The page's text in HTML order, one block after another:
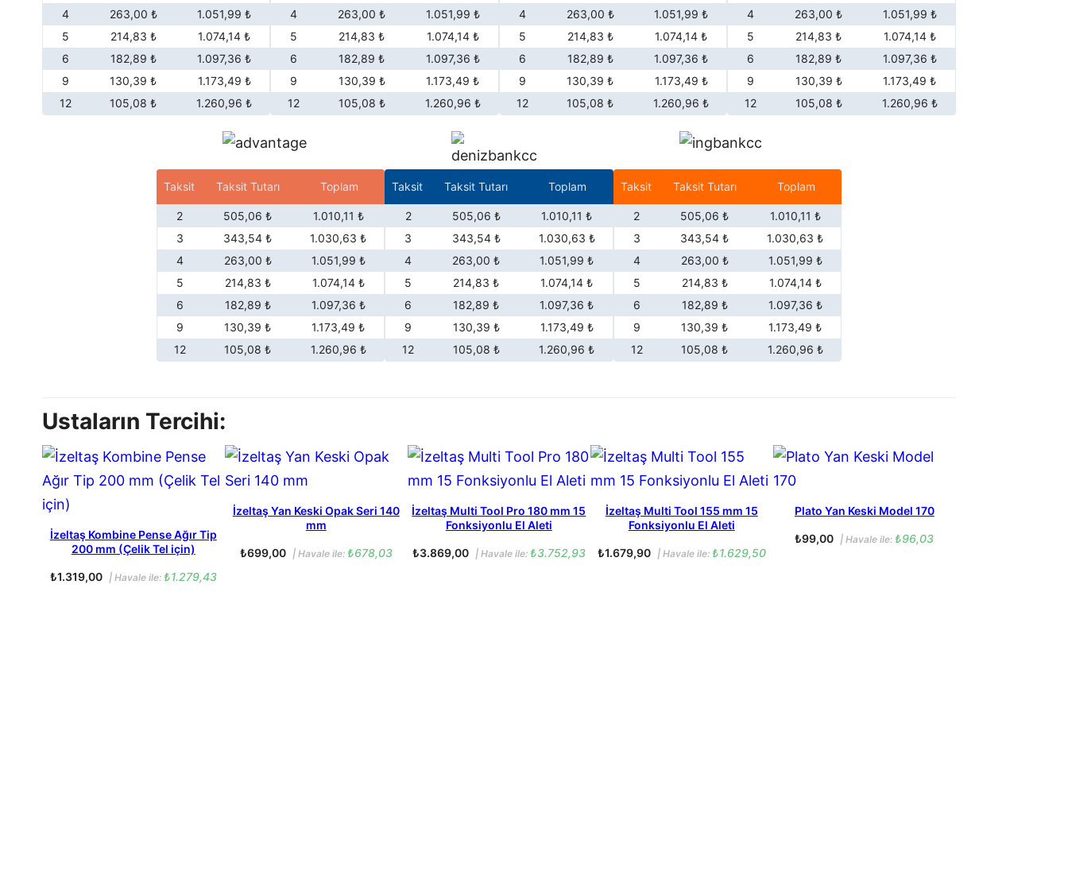
4
0
m
m
a
d
e
4
263,00 ₺
1.051,99 ₺
5
214,83 ₺
1.074,14 ₺
6
182,89 ₺
1.097,36 ₺
9
130,39 ₺
1.173,49 ₺
12
105,08 ₺ 1.260,96 ₺
4
263,00 ₺
1.051,99 ₺
5
214,83 ₺
1.074,14 ₺
6
182,89 ₺
1.097,36 ₺
9
130,39 ₺
1.173,49 ₺
12
105,08 ₺ 1.260,96 ₺
4
263,00 ₺
1.051,99 ₺
5
214,83 ₺
1.074,14 ₺
6
182,89 ₺
1.097,36 ₺
9
130,39 ₺
1.173,49 ₺
12
105,08 ₺ 1.260,96 ₺
4
263,00 ₺
1.051,99 ₺
5
214,83 ₺
1.074,14 ₺
6
182,89 ₺
1.097,36 ₺
9
130,39 ₺
1.173,49 ₺
12
105,08 ₺ 1.260,96 ₺
Taksit Taksit Tutarı Toplam
2 505,06 ₺
1.010,11 ₺
3
343,54 ₺
1.030,63 ₺
4
263,00 ₺
1.051,99 ₺
5
214,83 ₺
1.074,14 ₺
6
182,89 ₺
1.097,36 ₺
9
130,39 ₺
1.173,49 ₺
12
105,08 ₺ 1.260,96 ₺
Taksit Taksit Tutarı Toplam
2 505,06 ₺
1.010,11 ₺
3
343,54 ₺
1.030,63 ₺
4
263,00 ₺
1.051,99 ₺
5
214,83 ₺
1.074,14 ₺
6
182,89 ₺
1.097,36 ₺
9
130,39 ₺
1.173,49 ₺
12
105,08 ₺ 1.260,96 ₺
Taksit Taksit Tutarı Toplam
2 505,06 ₺
1.010,11 ₺
3
343,54 ₺
1.030,63 ₺
4
263,00 ₺
1.051,99 ₺
5
214,83 ₺
1.074,14 ₺
6
182,89 ₺
1.097,36 ₺
9
130,39 ₺
1.173,49 ₺
12
105,08 ₺ 1.260,96 ₺
Ustaların Tercihi:
İzeltaş Kombine Pense Ağır Tip
200 mm (Çelik Tel için)
₺1.319,00 | Havale ile: ₺1.279,43
İzeltaş Yan Keski Opak Seri 140
mm
₺699,00 | Havale ile: ₺678,03
İzeltaş Multi Tool Pro 180 mm 15
Fonksiyonlu El Aleti
₺3.869,00 | Havale ile: ₺3.752,93
İzeltaş Multi Tool 155 mm 15
Fonksiyonlu El Aleti
₺1.679,90 | Havale ile: ₺1.629,50
Plato Yan Keski Model 170
₺99,00 | Havale ile:₺96,03